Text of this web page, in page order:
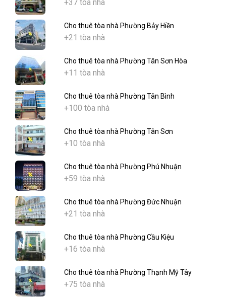
+37 tòa nhà
Cho thuê tòa nhà Phường Bảy Hiền
+21 tòa nhà
Cho thuê tòa nhà Phường Tân Sơn Hòa
+11 tòa nhà
Cho thuê tòa nhà Phường Tân Bình
+100 tòa nhà
Cho thuê tòa nhà Phường Tân Sơn
+10 tòa nhà
Cho thuê tòa nhà Phường Phú Nhuận
+59 tòa nhà
Cho thuê tòa nhà Phường Đức Nhuận
+21 tòa nhà
Cho thuê tòa nhà Phường Cầu Kiệu
+16 tòa nhà
Cho thuê tòa nhà Phường Thạnh Mỹ Tây
+75 tòa nhà